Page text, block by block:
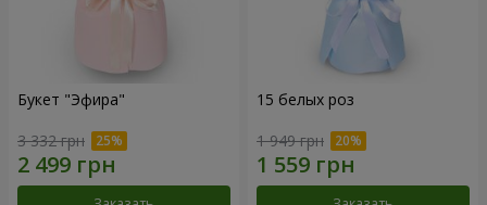
Букет "Эфира"
3 332 грн
15 белых роз
1 949 грн